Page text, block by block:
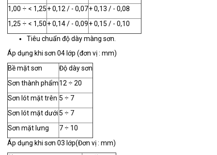
1,00 ÷ < 1,25+ 0,12 / - 0,07+ 0,13 / - 0,08
1,25 ÷ < 1,50+ 0,14 / - 0,09+ 0,15 / - 0,10
Tiêu chuẩn độ dày màng sơn.
Áp dụng khi sơn 04 lớp (đơn vị : mm)
Bề mặt sơn
Độ dày sơn
Sơn thành phẩm12 ÷ 20
Sơn lót mặt trên 5 ÷ 7
Sơn lót mặt dưới5 ÷ 7
Sơn mặt lưng
7 ÷ 10
Áp dụng khi sơn 03 lớp(Đơn vị : mm)